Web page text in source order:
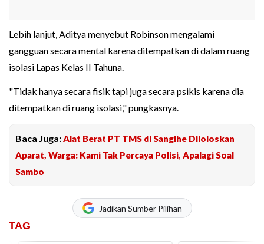
Lebih lanjut, Aditya menyebut Robinson mengalami
gangguan secara mental karena ditempatkan di dalam ruang
isolasi Lapas Kelas II Tahuna.
"Tidak hanya secara fisik tapi juga secara psikis karena dia
ditempatkan di ruang isolasi," pungkasnya.
Baca Juga:Alat Berat PT TMS di Sangihe Diloloskan
Aparat, Warga: Kami Tak Percaya Polisi, Apalagi Soal
Sambo
Jadikan Sumber Pilihan
TAG